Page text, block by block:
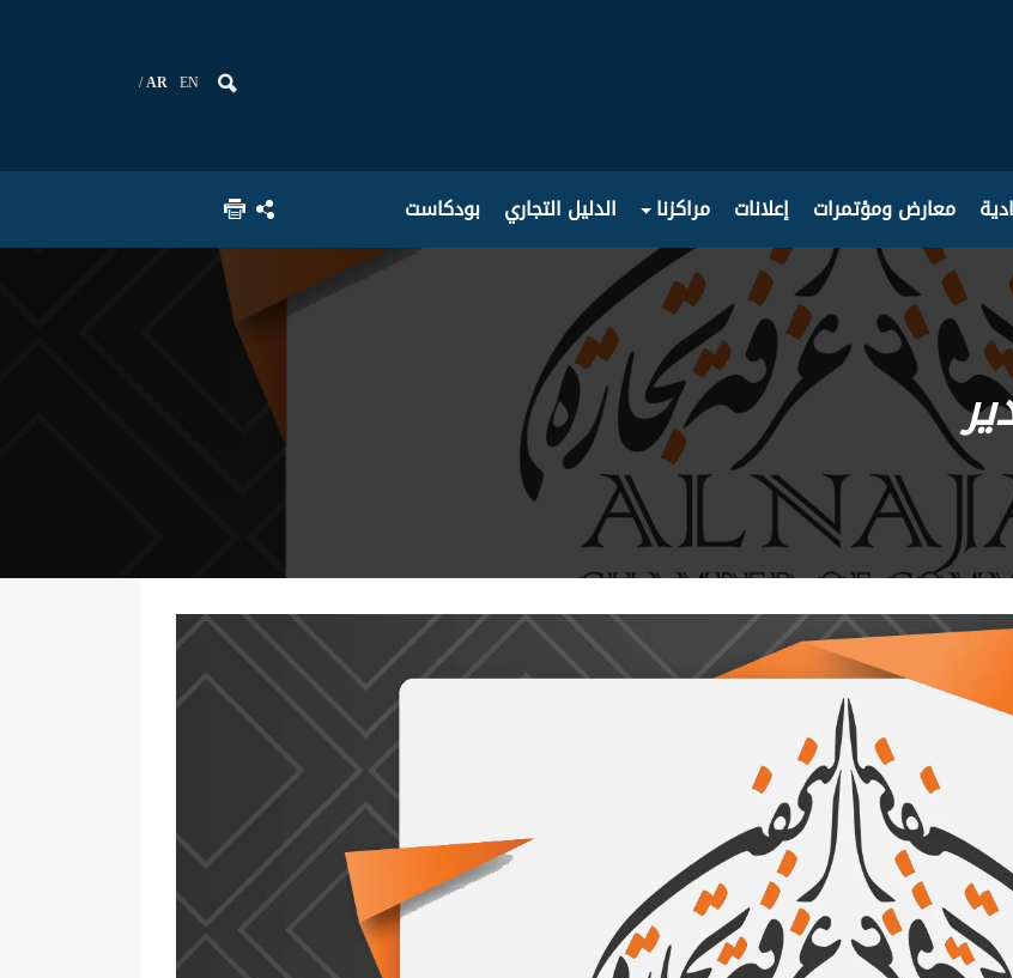
AR EN
معارض ومؤتمرات إعلانات مراكزنا الدليل التجاري بودكاست